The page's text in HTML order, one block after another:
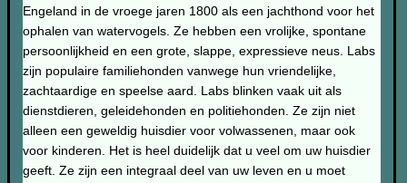
Engeland in de vroege jaren 1800 als een jachthond voor het
ophalen van watervogels. Ze hebben een vrolijke, spontane
persoonlijkheid en een grote, slappe, expressieve neus. Labs
zijn populaire familiehonden vanwege hun vriendelijke,
zachtaardige en speelse aard. Labs blinken vaak uit als
dienstdieren, geleidehonden en politiehonden. Ze zijn niet
alleen een geweldig huisdier voor volwassenen, maar ook
voor kinderen. Het is heel duidelijk dat u veel om uw huisdier
geeft. Ze zijn een integraal deel van uw leven en u moet